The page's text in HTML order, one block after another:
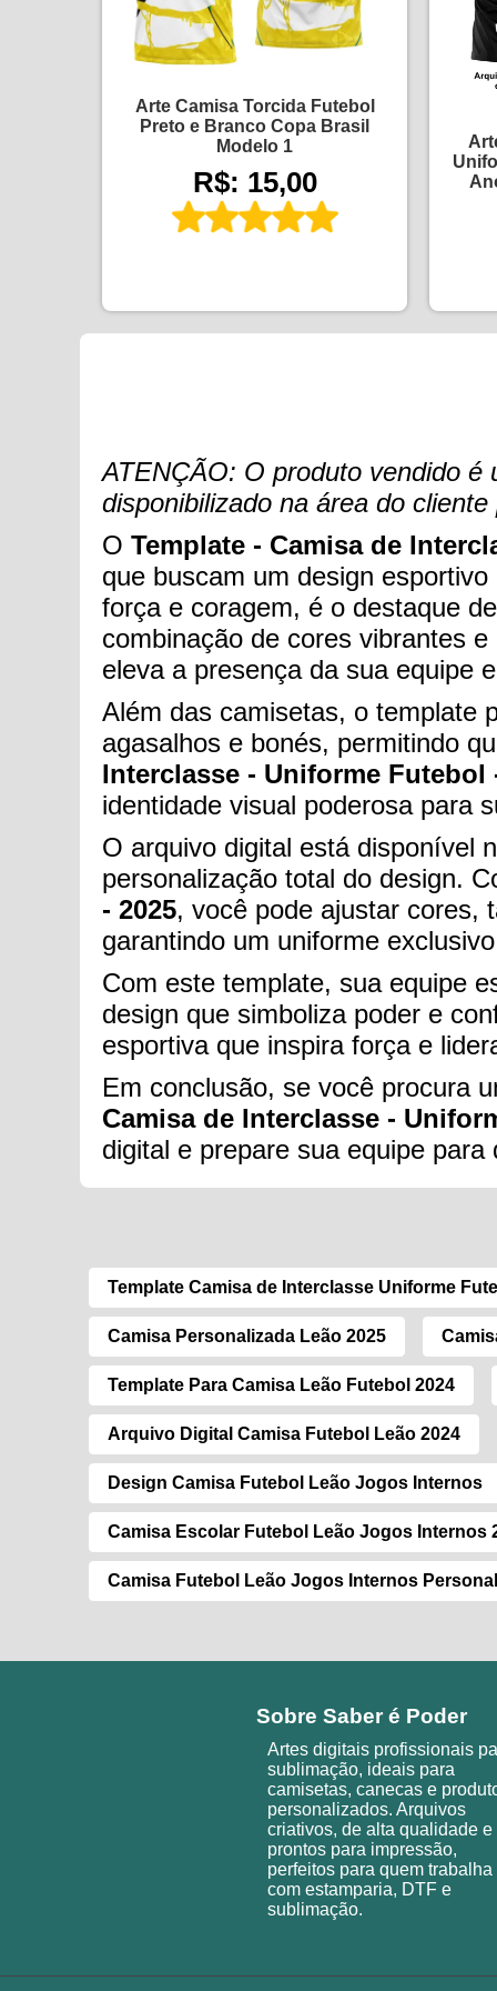
Arte Camisa Torcida Futebol
Preto e Branco Copa Brasil
Modelo 1
R$: 15,00
ATENÇÃO: O produto vendido
disponibilizado na área do
O Template - Camisa de
que buscam um design
força e coragem, é o destaque
combinação de cores vibrantes
eleva a presença da sua equipe
Além das camisetas, o template
agasalhos e bonés, permitindo
Interclasse - Uniforme Futebol
identidade visual poderosa para
O arquivo digital está disponível
personalização total do design.
- 2025, você pode ajustar cores,
garantindo um uniforme
Com este template, sua equipe
design que simboliza poder e
esportiva que inspira força e
Em conclusão, se você procura
Camisa de Interclasse -
digital e prepare sua equipe
Template Camisa de Interclasse Uniforme
Camisa Personalizada Leão 2025
Template Para Camisa Leão Futebol 2024
Arquivo Digital Camisa Futebol Leão 2024
Design Camisa Futebol Leão Jogos Internos
Camisa Escolar Futebol Leão Jogos Internos
Camisa Futebol Leão Jogos Internos
Sobre Saber é Poder
Artes digitais profissionais
sublimação, ideais para
camisetas, canecas e
personalizados. Arquivos
criativos, de alta qualidade e
prontos para impressão,
perfeitos para quem trabalha
com estamparia, DTF e
sublimação.